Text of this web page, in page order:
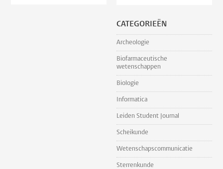
CATEGORIEËN
Archeologie
Biofarmaceutische
wetenschappen
Biologie
Informatica
Leiden Student Journal
Scheikunde
Wetenschapscommunicatie
Sterrenkunde